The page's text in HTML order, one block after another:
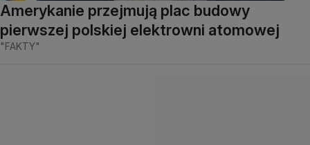
Amerykanie przejmują plac budowy
pierwszej polskiej elektrowni atomowej
"FAKTY"